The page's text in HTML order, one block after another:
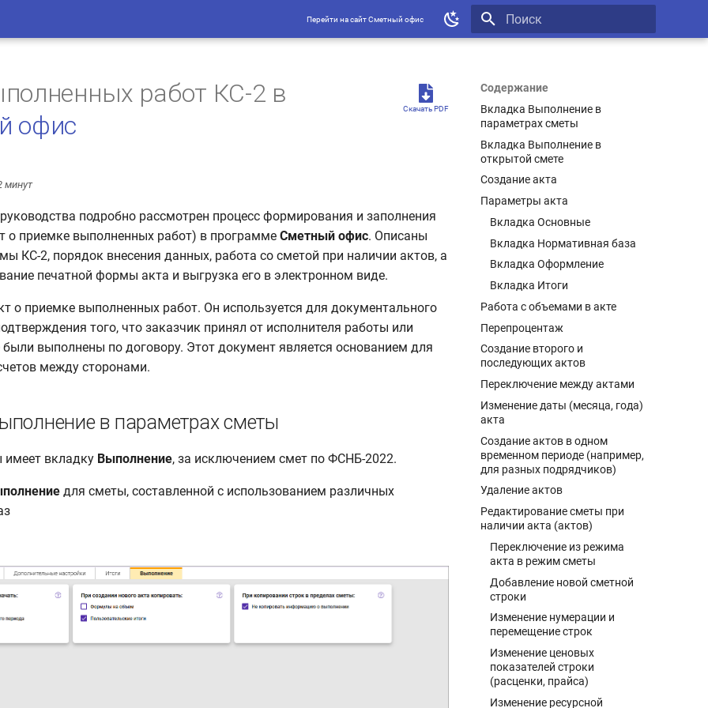
Перейти на сайт Сметный офис
Содержание
Вкладка Выполнение в
параметрах сметы
Вкладка Выполнение в
открытой смете
Создание акта
Параметры акта
Вкладка Основные
Вкладка Нормативная база
Вкладка Оформление
Вкладка Итоги
Работа с объемами в акте
Перепроцентаж
Создание второго и
последующих актов
Переключение между актами
Изменение даты (месяца, года)
акта
Создание актов в одном
временном периоде (например,
для разных подрядчиков)
Удаление актов
Редактирование сметы при
наличии акта (актов)
Переключение из режима
акта в режим сметы
Добавление новой сметной
строки
Изменение нумерации и
перемещение строк
Изменение ценовых
показателей строки
(расценки, прайса)
Изменение ресурсной
Скачать PDF
работ КС-2 в
офис
минут
подробно рассмотрен процесс формирования и заполнения
о приемке выполненных работ) в программе Сметный офис. Описаны
КС-2, порядок внесения данных, работа со сметой при наличии актов, а
печатной формы акта и выгрузка его в электронном виде.
о приемке выполненных работ. Он используется для документального
того, что заказчик принял от исполнителя работы или
были выполнены по договору. Этот документ является основанием для
между сторонами.
в параметрах сметы
имеет вкладку Выполнение, за исключением смет по ФСНБ-2022.
для сметы, составленной с использованием различных